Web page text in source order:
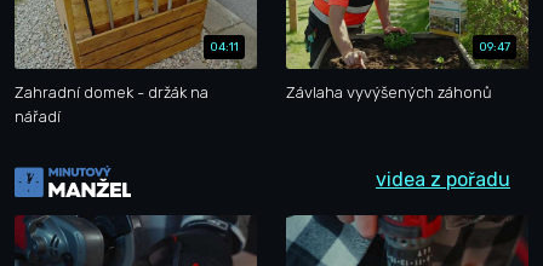
04:11
Zahradní domek - držák na
nářadí
09:47
Závlaha vyvýšených záhonů
videa z pořadu